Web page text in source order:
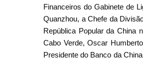
Financeiros do Gabinete de
Quanzhou, a Chefe da
República Popular da China
Cabo Verde, Oscar
Presidente do Banco da